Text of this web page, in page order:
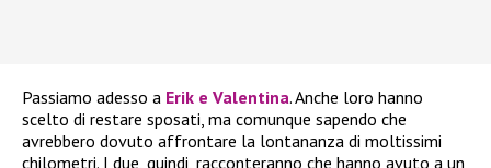
Passiamo adesso a Erik e Valentina. Anche loro hanno
scelto di restare sposati, ma comunque sapendo che
avrebbero dovuto affrontare la lontananza di moltissimi
chilometri. I due, quindi, racconteranno che hanno avuto a un